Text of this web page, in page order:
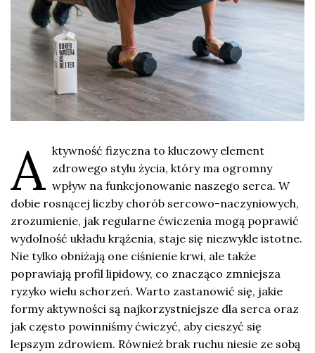
A ktywność fizyczna to kluczowy element
zdrowego stylu życia, który ma ogromny
wpływ na funkcjonowanie naszego serca. W
dobie rosnącej liczby chorób sercowo-naczyniowych,
zrozumienie, jak regularne ćwiczenia mogą poprawić
wydolność układu krążenia, staje się niezwykle istotne.
Nie tylko obniżają one ciśnienie krwi, ale także
poprawiają profil lipidowy, co znacząco zmniejsza
ryzyko wielu schorzeń. Warto zastanowić się, jakie
formy aktywności są najkorzystniejsze dla serca oraz
jak często powinniśmy ćwiczyć, aby cieszyć się
lepszym zdrowiem. Również brak ruchu niesie ze sobą